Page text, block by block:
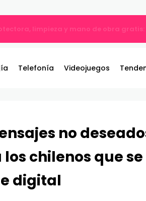
el nuevo referente de los juegos
Telefonía Videojuegos
no
chilenos que
digital